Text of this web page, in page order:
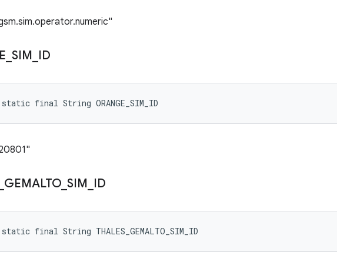
SIM ID
final String ORANGE_SIM_ID
GEMALTO SIM ID
final String THALES_GEMALTO_SIM_ID